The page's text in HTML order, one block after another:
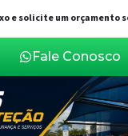
e solicite um orçamento
Fale Conosco